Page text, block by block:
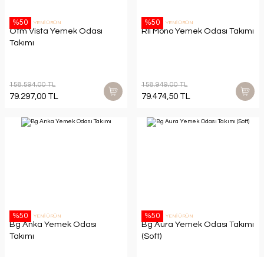
%50 YENİ ÜRÜN
Otm Vista Yemek Odası
Takımı
158.594,00 TL
79.297,00 TL
%50 YENİ ÜRÜN
Rll Mono Yemek Odası Takımı
158.949,00 TL
79.474,50 TL
%50 YENİ ÜRÜN
Bg Anka Yemek Odası
Takımı
%50 YENİ ÜRÜN
Bg Aura Yemek Odası Takımı
(Soft)